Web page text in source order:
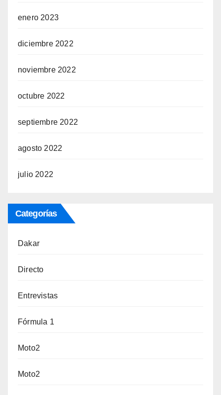
enero 2023
diciembre 2022
noviembre 2022
octubre 2022
septiembre 2022
agosto 2022
julio 2022
Categorías
Dakar
Directo
Entrevistas
Fórmula 1
Moto2
Moto2